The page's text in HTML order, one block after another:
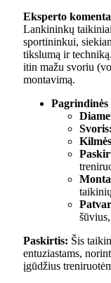
Eksperto
Lankininkų
sportininkui,
tikslumą ir
itin mažu svoriu
montavimą.
Pagrindinės
Svoris:
Paskirtis: Šis
entuziastams,
įgūdžius